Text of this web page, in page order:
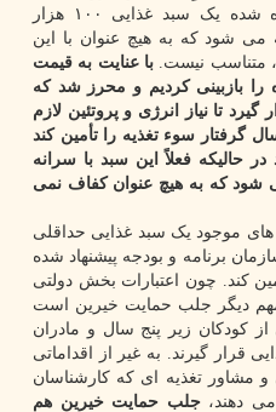
عنایت به اعتبارات اختصاص داده شده یک سبد غذایی ۱۰۰ هزار
می شود که به هیچ عنوان با این
متناسب نیست. با عنایت به قیمت
بازبینی کردیم و محرز شد که
تا نیاز انرژی و پروتئین لازم
خانم آبستن و کودک زیر ۵ سال گرفتار سوء تغذیه را تأمین کند
دارد در حالیکه فعلاً این سبد با سرانه
می شود که به هیچ عنوان کفاف نمی
موجود یک سبد غذایی حداقلی
برنامه و بودجه پیشنهاد شده
کند. چون اعتبارات بخش دولتی
دیگر جلب حمایت خیرین است
کودکان زیر پنج سال و مادران
قرار گیرند. به غیر از اقداماتی
مشاور تغذیه ای که کارشناسان
دهند،جلب حمایت خیرین هم